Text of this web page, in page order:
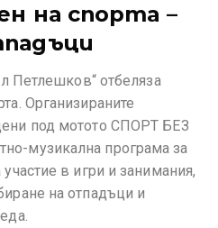
на спорта –
Петлешков“ отбеляза
Организираните
под мотото СПОРТ БЕЗ
музикална програма за
в игри и занимания,
на отпадъци и